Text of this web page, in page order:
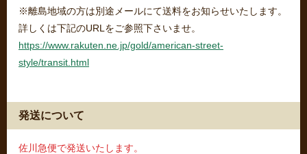
※離島地域の方は別途メールにて送料をお知らせいたします。
詳しくは下記のURLをご参照下さいませ。
https://www.rakuten.ne.jp/gold/american-street-
style/transit.html
発送について
佐川急便で発送いたします。